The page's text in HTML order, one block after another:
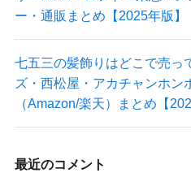
ー・通販まとめ【2025年版】
七五三の髪飾りはどこで売っ
ズ・西松屋・アカチャンホン
（Amazon/楽天）まとめ【
最近のコメント